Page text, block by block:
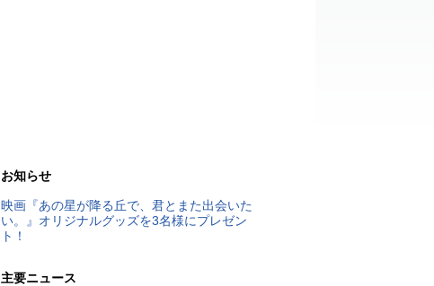
お知らせ
映画『あの星が降る丘で、君とまた出会いた
い。』オリジナルグッズを3名様にプレゼン
ト！
主要ニュース